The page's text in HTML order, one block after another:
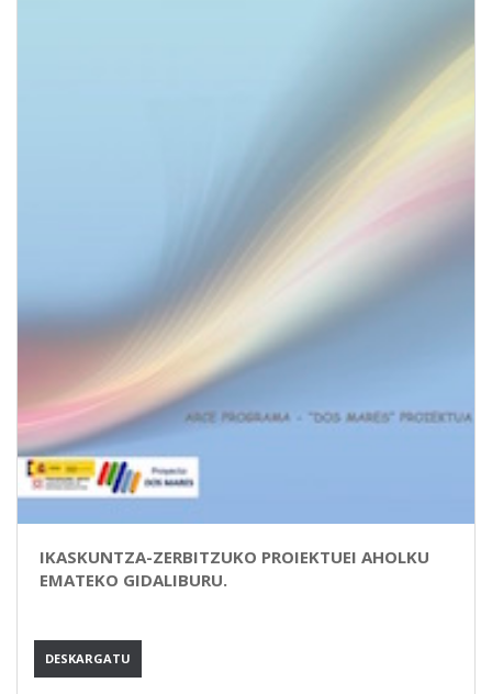
IKASKUNTZA-ZERBITZUKO PROIEKTUEI AHOLKU
EMATEKO GIDALIBURU.
DESKARGATU